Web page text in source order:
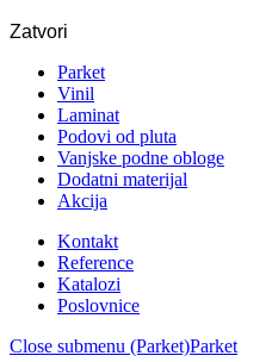
Zatvori
Parket
Vinil
Laminat
Podovi od pluta
Vanjske podne obloge
Dodatni materijal
Akcija
Kontakt
Reference
Katalozi
Poslovnice
Close submenu (Parket)Parket